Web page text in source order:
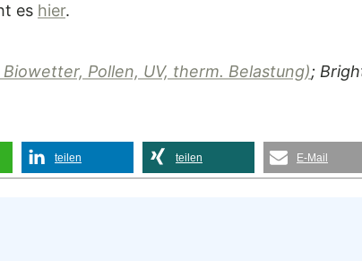
es hier.
Pollen, UV, therm. Belastung);
teilen teilen E-Mail